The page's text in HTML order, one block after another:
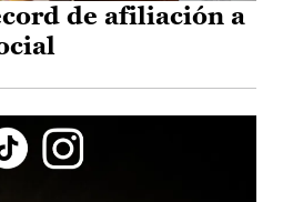
de afiliación a